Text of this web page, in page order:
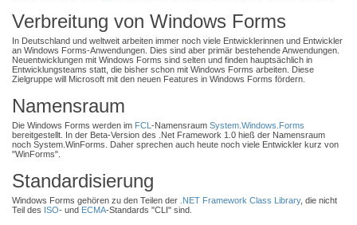
Verbreitung von Windows Forms
In Deutschland und weltweit arbeiten immer noch viele Entwicklerinnen und Entwickler
an Windows Forms-Anwendungen. Dies sind aber primär bestehende Anwendungen.
Neuentwicklungen mit Windows Forms sind selten und finden hauptsächlich in
Entwicklungsteams statt, die bisher schon mit Windows Forms arbeiten. Diese
Zielgruppe will Microsoft mit den neuen Features in Windows Forms fördern.
Namensraum
Die Windows Forms werden im FCL -Namensraum System.Windows.Forms
bereitgestellt. In der Beta-Version des .Net Framework 1.0 hieß der Namensraum
noch System.WinForms. Daher sprechen auch heute noch viele Entwickler kurz von
"WinForms".
Standardisierung
Windows Forms gehören zu den Teilen der .NET Framework Class Library, die nicht
Teil des ISO- und ECMA-Standards "CLI" sind.